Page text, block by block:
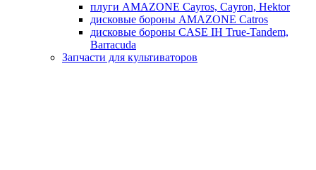
плуги AMAZONE Cayros, Cayron, Hektor
дисковые бороны AMAZONE Catros
дисковые бороны CASE IH True-Tandem,
Barracuda
Запчасти для культиваторов